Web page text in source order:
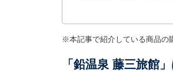
※本記事で紹介している商品の
「鉛温泉 藤三旅館